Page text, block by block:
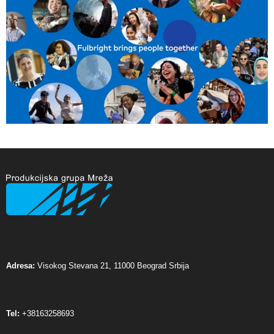
Adresa: Visokog Stevana 21, 11000 Beograd Srbija
Tel: +38163258693